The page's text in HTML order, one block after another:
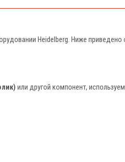
Heidelberg. Ниже
или другой компонент,